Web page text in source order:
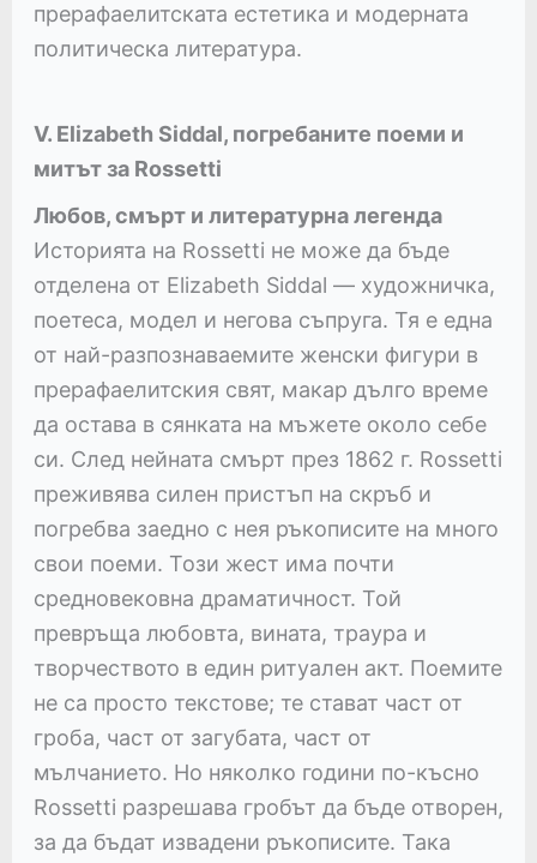
прерафаелитската естетика и модерната
политическа литература.
V. Elizabeth Siddal, погребаните поеми и
митът за Rossetti
Любов, смърт и литературна легенда
Историята на Rossetti не може да бъде
отделена от Elizabeth Siddal — художничка,
поетеса, модел и негова съпруга. Тя е една
от най-разпознаваемите женски фигури в
прерафаелитския свят, макар дълго време
да остава в сянката на мъжете около себе
си. След нейната смърт през 1862 г. Rossetti
преживява силен пристъп на скръб и
погребва заедно с нея ръкописите на много
свои поеми. Този жест има почти
средновековна драматичност. Той
превръща любовта, вината, траура и
творчеството в един ритуален акт. Поемите
не са просто текстове; те стават част от
гроба, част от загубата, част от
мълчанието. Но няколко години по-късно
Rossetti разрешава гробът да бъде отворен,
за да бъдат извадени ръкописите. Така